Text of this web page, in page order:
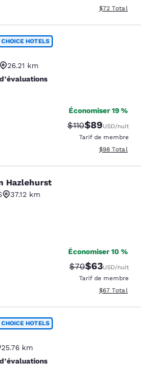
Afficher les
$72 Total
HOTELS
26.21 km
Économiser 19 %
Tarif barré :
$110Tarif réduit :
$89USD/nuit
Tarif de membre
Afficher les
$98 Total
Hazlehurst
37.12 km
100 commentaires
Économiser 10 %
Tarif barré :
$70Tarif réduit :
$63USD/nuit
Tarif de membre
Afficher les
$67 Total
HOTELS
25.76 km